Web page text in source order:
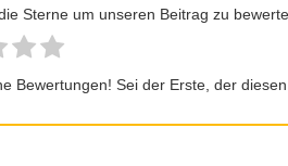
Sterne um unseren Beitrag zu
Bewertungen! Sei der Erste, der